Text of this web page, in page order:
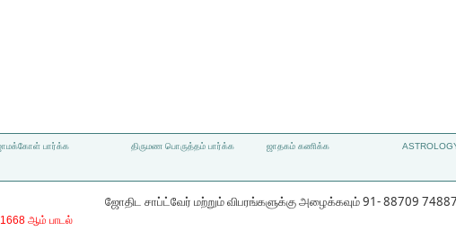
பார்க்க திருமண பொருத்தம் பார்க்க ஜாதகம் கணிக்க
ஜோதிட சாப்ட்வேர் மற்றும் விபரங்களுக்கு அழைக்கவும் 91- 88709
ஆம் பாடல்